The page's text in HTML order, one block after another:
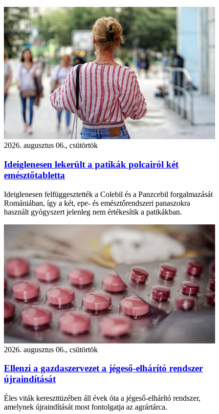
2026. augusztus 06., csütörtök
Ideiglenesen lekerült a patikák polcairól két
emésztőtabletta
Ideiglenesen felfüggesztették a Colebil és a Panzcebil forgalmazását
Romániában, így a két, epe- és emésztőrendszeri panaszokra
használt gyógyszert jelenleg nem értékesítik a patikákban.
2026. augusztus 06., csütörtök
Ellenzi a gazdaszervezet a jégeső-elhárító rendszer
újraindítását
Éles viták kereszttüzében áll évek óta a jégeső-elhárító rendszer,
amelynek újraindítását most fontolgatja az agrártárca.